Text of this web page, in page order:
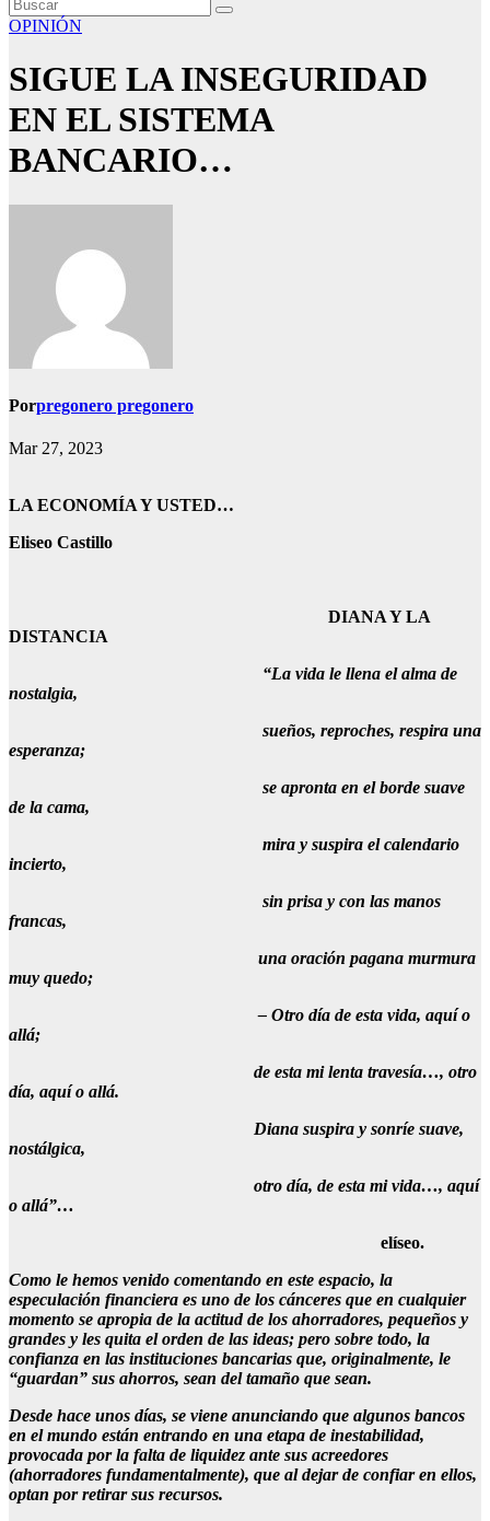
OPINIÓN
SIGUE LA INSEGURIDAD
EN EL SISTEMA
BANCARIO…
Porpregonero pregonero
Mar 27, 2023
LA ECONOMÍA Y USTED…
Eliseo Castillo
DIANA Y LA
DISTANCIA
“La vida le llena el alma de
nostalgia,
sueños, reproches, respira una
esperanza;
se apronta en el borde suave
de la cama,
mira y suspira el calendario
incierto,
sin prisa y con las manos
francas,
una oración pagana murmura
muy quedo;
– Otro día de esta vida, aquí o
allá;
de esta mi lenta travesía…, otro
día, aquí o allá.
Diana suspira y sonríe suave,
nostálgica,
otro día, de esta mi vida…, aquí
o allá”…
elíseo.
Como le hemos venido comentando en este espacio, la
especulación financiera es uno de los cánceres que en cualquier
momento se apropia de la actitud de los ahorradores, pequeños y
grandes y les quita el orden de las ideas; pero sobre todo, la
confianza en las instituciones bancarias que, originalmente, le
“guardan” sus ahorros, sean del tamaño que sean.
Desde hace unos días, se viene anunciando que algunos bancos
en el mundo están entrando en una etapa de inestabilidad,
provocada por la falta de liquidez ante sus acreedores
(ahorradores fundamentalmente), que al dejar de confiar en ellos,
optan por retirar sus recursos.